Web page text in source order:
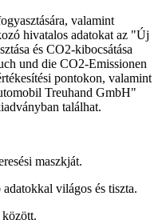
valamint
hivatalos adatokat az "Új
és CO2-kibocsátása
und die CO2-Emissionen
pontokon, valamint
Treuhand GmbH"
találhat.
maszkját.
világos és tiszta.
között.